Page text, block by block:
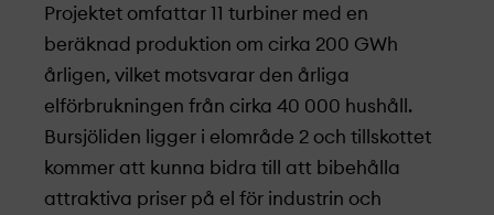
Projekt­et omfattar 11 turbiner med en
beräknad produktion om cirka 200 GWh
årligen, vilket motsvarar den årliga
elförbrukningen från cirka 40 000 hushåll.
Bursjöliden ligger i elområde 2 och tillskottet
kommer att kunna bidra till att bibehålla
attraktiva priser på el för industrin och